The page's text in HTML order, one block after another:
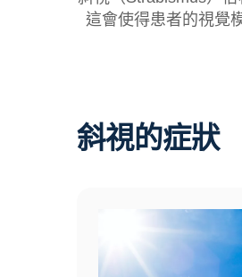
這會使得患者的視覺
斜視的症狀